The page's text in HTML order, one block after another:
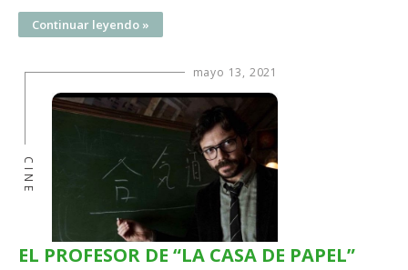
Continuar leyendo »
mayo 13, 2021
CINE
EL PROFESOR DE “LA CASA DE PAPEL”